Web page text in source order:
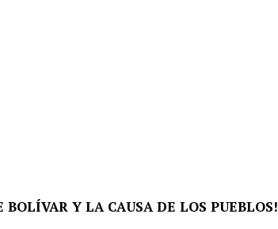
Y LA CAUSA DE LOS PUEBLOS!